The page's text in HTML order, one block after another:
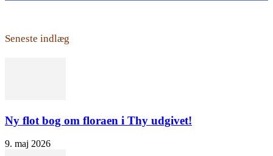
Seneste indlæg
Ny flot bog om floraen i Thy udgivet!
9. maj 2026